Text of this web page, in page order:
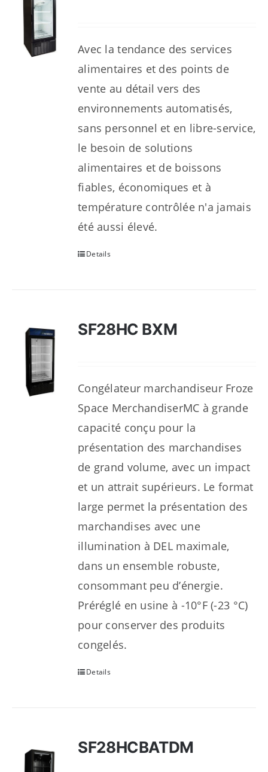
Avec la tendance des services
alimentaires et des points de
vente au détail vers des
environnements automatisés,
sans personnel et en libre-service,
le besoin de solutions
alimentaires et de boissons
fiables, économiques et à
température contrôlée n'a jamais
été aussi élevé.
Details
SF28HC BXM
Congélateur marchandiseur Froze
Space MerchandiserMC à grande
capacité conçu pour la
présentation des marchandises
de grand volume, avec un impact
et un attrait supérieurs. Le format
large permet la présentation des
marchandises avec une
illumination à DEL maximale,
dans un ensemble robuste,
consommant peu d’énergie.
Préréglé en usine à -10°F (-23 °C)
pour conserver des produits
congelés.
Details
SF28HCBATDM